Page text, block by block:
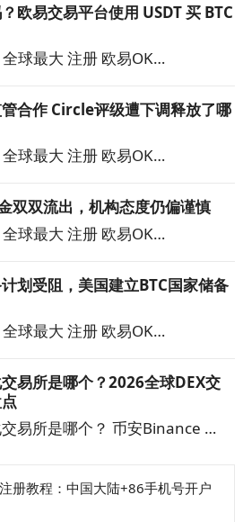
欧易交易平台使用 USDT 买 BTC
球最大 注册 欧易OK…
合作 Circle评级遭下调释放了哪
球最大 注册 欧易OK…
双双流出，机构态度仍偏谨慎
球最大 注册 欧易OK…
划受阻，美国建立BTC国家储备
球最大 注册 欧易OK…
易所是哪个？2026全球DEX交
易所是哪个？ 币安Binance …
册教程：中国大陆+86手机号开户